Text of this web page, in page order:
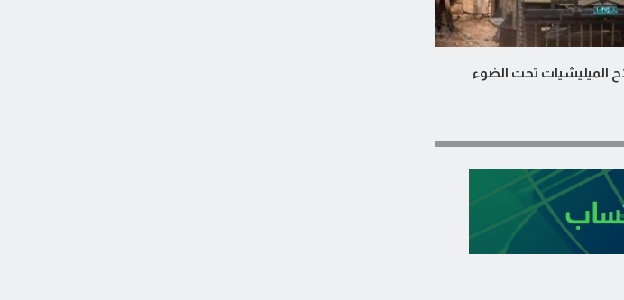
الميليشيات تحت الضوء